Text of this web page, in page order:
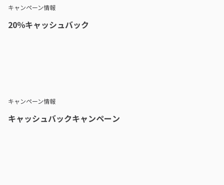
キャンペーン情報
20％キャッシュバック
キャンペーン情報
キャッシュバックキャンペーン